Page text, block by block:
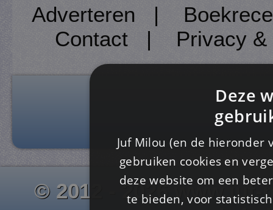
Adverteren |
Contact| Privacy
© 2012 - 2026
Deze
Juf Milou (en de
gebruiken cookies en
deze website om een
te bieden, voor